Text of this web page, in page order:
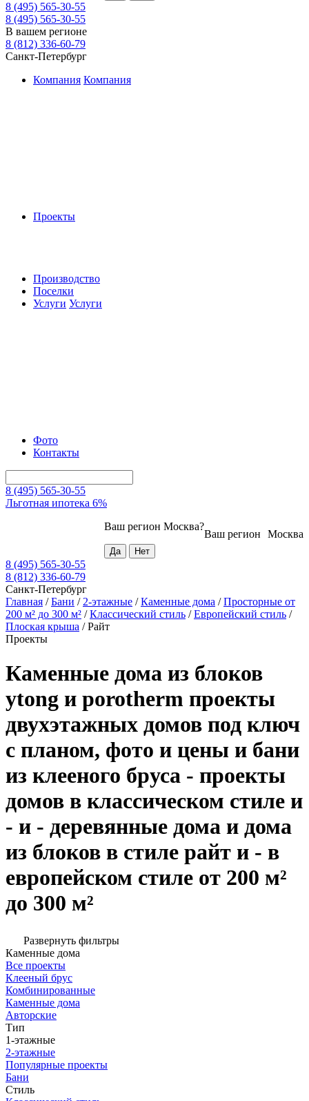
8 (495) 565-30-55
8 (495) 565-30-55
В вашем регионе
8 (812) 336-60-79
Санкт-Петербург
Компания Компания
Проекты
Производство
Поселки
Услуги Услуги
Фото
Контакты
8 (495) 565-30-55
Льготная ипотека 6%
Москва
Ваш регион
Ваш регион Москва?
8 (495) 565-30-55
8 (812) 336-60-79
Санкт-Петербург
Главная /Бани / 2-этажные /Каменные дома /Просторные от
200 м² до 300 м² /Классический стиль /Европейский стиль /
Плоская крыша /Райт
Проекты
Каменные дома из блоков
ytong и porotherm проекты
двухэтажных домов под ключ
с планом, фото и цены и бани
из клееного бруса - проекты
домов в классическом стиле и
- и - деревянные дома и дома
из блоков в стиле райт и - в
европейском стиле от 200 м²
до 300 м²
Развернуть фильтры
Каменные дома
Все проекты
Клееный брус
Комбинированные
Каменные дома
Авторские
Тип
1-этажные
2-этажные
Популярные проекты
Бани
Стиль